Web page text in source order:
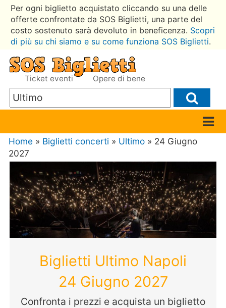
Per ogni biglietto acquistato cliccando su una delle
offerte confrontate da SOS Biglietti, una parte del
costo sostenuto sarà devoluto in beneficenza. Scopri
di più su chi siamo e su come funziona SOS Biglietti.
Ticket eventi Opere di bene
Home » Biglietti concerti » Ultimo » 24 Giugno
2027
Biglietti Ultimo Napoli
24 Giugno 2027
Confronta i prezzi e acquista un biglietto